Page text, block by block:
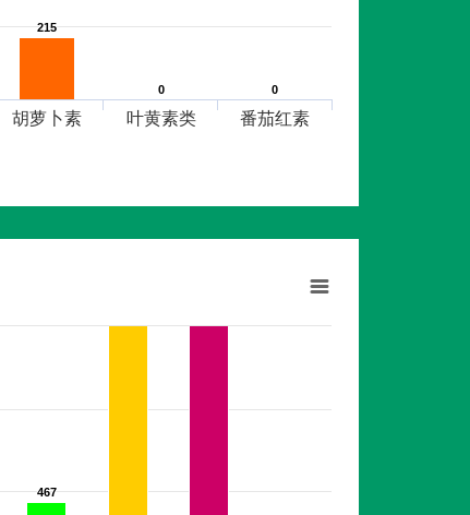
215
215
0
0 0
0
胡萝卜素 叶黄素类 番茄红素
467
467